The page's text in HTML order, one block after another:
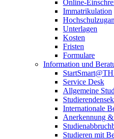
Online-
Immatrikulation
Unterlagen
Kosten
Fristen
Formulare
Information und
Service Desk
Allgemeine
Internationale
Anerkennung
Studieren mit